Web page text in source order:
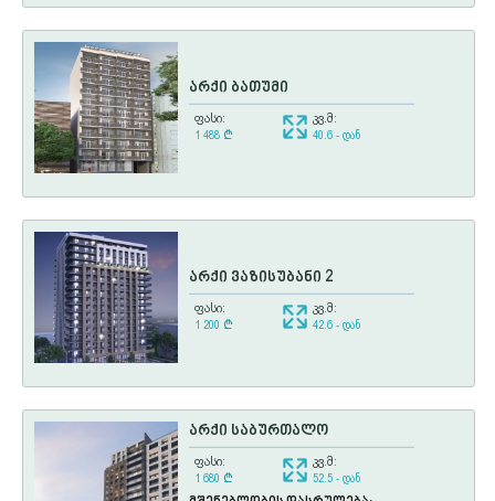
არქი ბათუმი
ფასი:
1 488 ¢
კვ.მ:
40.6 - დან
არქი ვაზისუბანი 2
ფასი:
1 200 ¢
კვ.მ:
42.6 - დან
არქი საბურთალო
ფასი:
1 680 ¢
კვ.მ:
52.5 - დან